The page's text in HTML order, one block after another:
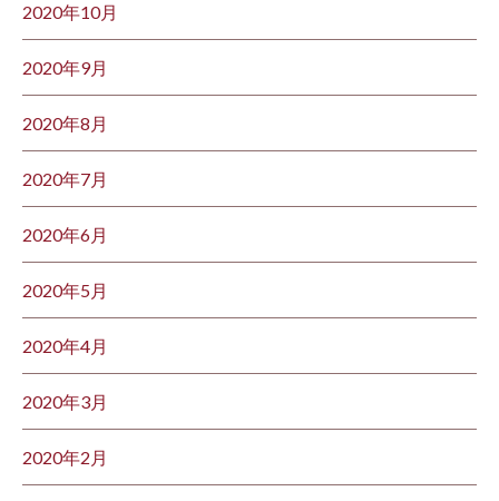
2020年10月
2020年9月
2020年8月
2020年7月
2020年6月
2020年5月
2020年4月
2020年3月
2020年2月